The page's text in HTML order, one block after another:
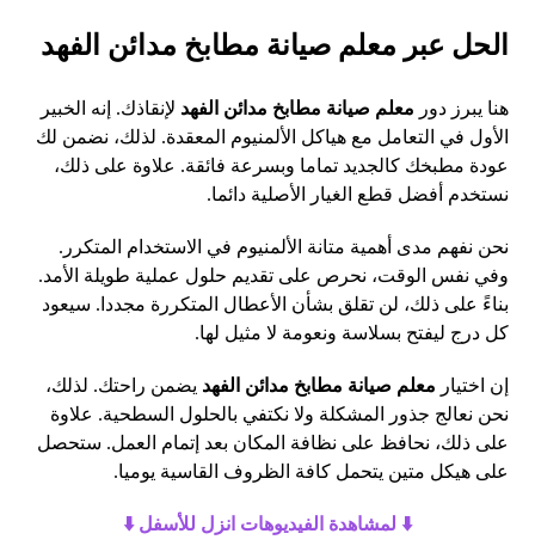
الحل عبر معلم صيانة مطابخ مدائن الفهد
هنا يبرز دور معلم صيانة مطابخ مدائن الفهد لإنقاذك. إنه الخبير
الأول في التعامل مع هياكل الألمنيوم المعقدة. لذلك، نضمن لك
عودة مطبخك كالجديد تماما وبسرعة فائقة. علاوة على ذلك،
نستخدم أفضل قطع الغيار الأصلية دائما.
نحن نفهم مدى أهمية متانة الألمنيوم في الاستخدام المتكرر.
وفي نفس الوقت، نحرص على تقديم حلول عملية طويلة الأمد.
بناءً على ذلك، لن تقلق بشأن الأعطال المتكررة مجددا. سيعود
كل درج ليفتح بسلاسة ونعومة لا مثيل لها.
إن اختيار معلم صيانة مطابخ مدائن الفهد يضمن راحتك. لذلك،
نحن نعالج جذور المشكلة ولا نكتفي بالحلول السطحية. علاوة
على ذلك، نحافظ على نظافة المكان بعد إتمام العمل. ستحصل
على هيكل متين يتحمل كافة الظروف القاسية يوميا.
⬇️ لمشاهدة الفيديوهات انزل للأسفل ⬇️